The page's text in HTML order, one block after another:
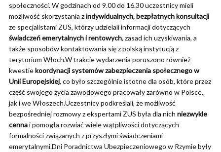
społeczności. W godzinach od 9.00 do 16.30 uczestnicy mieli
możliwość skorzystania zindywidualnych, bezpłatnych konsultacji
ze specjalistami ZUS, którzy udzielali informacji dotyczących
świadczeń emerytalnych i rentowych, zasad ich uzyskiwania, a
także sposobów kontaktowania się z polską instytucją z
terytorium Włoch.W trakcie wydarzenia poruszono również
kwestiekoordynacji systemów zabezpieczenia społecznego w
Unii Europejskiej, co było szczególnie istotne dla osób, które przez
część swojego życia zawodowego pracowały zarówno w Polsce,
jak i we Włoszech.Uczestnicy podkreślali, że możliwość
bezpośredniej rozmowy z ekspertami ZUS była dla nich niezwykle
cennai pomogła rozwiać wiele wątpliwości dotyczących
formalności związanych z przyszłymi świadczeniami
emerytalnymi.Dni Poradnictwa Ubezpieczeniowego w Rzymie były